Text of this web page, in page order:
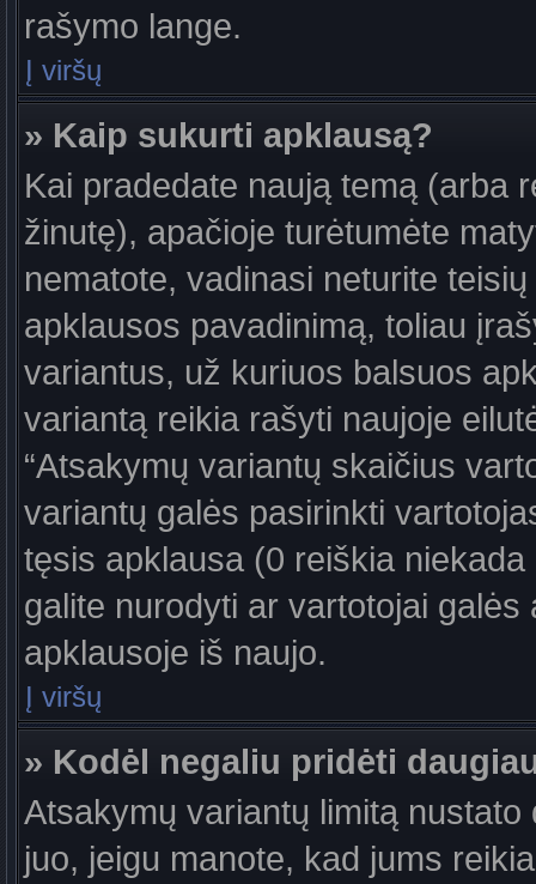
rašymo lange.
Į viršų
» Kaip sukurti apklausą?
Kai pradedate naują temą (arba
žinutę), apačioje turėtumėte
nematote, vadinasi neturite
apklausos pavadinimą, toliau
variantus, už kuriuos balsuos
variantą reikia rašyti naujoje
“Atsakymų variantų skaičius
variantų galės pasirinkti
tęsis apklausa (0 reiškia
galite nurodyti ar vartotojai
apklausoje iš naujo.
Į viršų
» Kodėl negaliu pridėti
Atsakymų variantų limitą
juo, jeigu manote, kad jums